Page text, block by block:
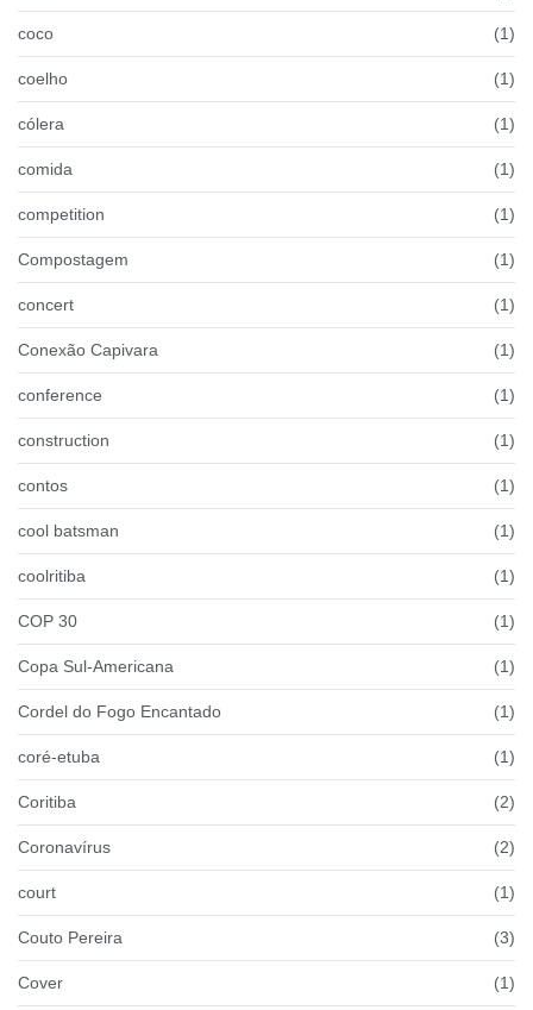
coco (1)
coelho (1)
cólera (1)
comida (1)
competition (1)
Compostagem (1)
concert (1)
Conexão Capivara (1)
conference (1)
construction (1)
contos (1)
cool batsman (1)
coolritiba (1)
COP 30 (1)
Copa Sul-Americana (1)
Cordel do Fogo Encantado (1)
coré-etuba (1)
Coritiba (2)
Coronavírus (2)
court (1)
Couto Pereira (3)
Cover (1)